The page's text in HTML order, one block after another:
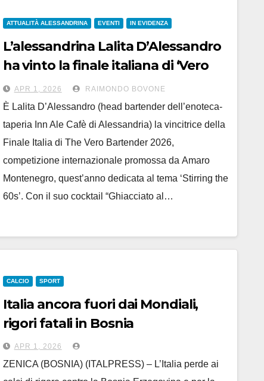
ATTUALITÀ ALESSANDRINA EVENTI IN EVIDENZA
L’alessandrina Lalita D’Alessandro
ha vinto la finale italiana di ‘Vero
Bartender 2026’
APR 1, 2026 RAIMONDO BOVONE
È Lalita D’Alessandro (head bartender dell’enoteca-
taperia Inn Ale Cafè di Alessandria) la vincitrice della
Finale Italia di The Vero Bartender 2026,
competizione internazionale promossa da Amaro
Montenegro, quest’anno dedicata al tema ‘Stirring the
60s’. Con il suo cocktail “Ghiacciato al…
CALCIO SPORT
Italia ancora fuori dai Mondiali,
rigori fatali in Bosnia
APR 1, 2026
ZENICA (BOSNIA) (ITALPRESS) – L’Italia perde ai